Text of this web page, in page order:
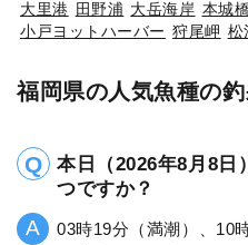
大里港 田野浦 大岳海岸 本城
小戸ヨットハーバー 狩尾岬 松
福岡県の人気魚種の
本日（2026年8月8日
つですか？
03時19分（満潮）、10